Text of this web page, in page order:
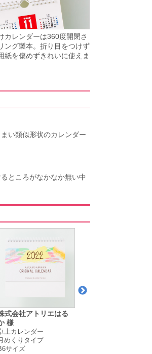
カレンダーは360度開閉さ
ング製本。折り目をつけず
紙を傷めずきれいに使えま
い類似形状のカレンダー
ところがなかなか無い中
式会社アトリエはる
様
上カレンダー
めくりタイプ
サイズ